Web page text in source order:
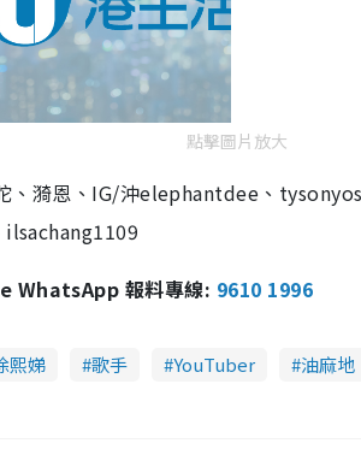
點擊圖片放大
、漪恩、IG/沖elephantdee、
WhatsApp 報料專線: 9610 1996
熙娣 歌手 YouTuber 油麻地